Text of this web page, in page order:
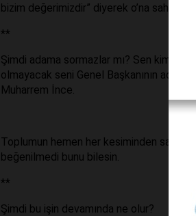
bizim değerimizdir” diyerek o’na sahip
**
Şimdi adama sormazlar mı? Sen kim
olmayacak seni Genel Başkanının aday
Muharrem İnce.
Toplumun hemen her kesiminden sana
beğenilmedi bunu bilesin.
**
Şimdi bu işin devamında ne olur?